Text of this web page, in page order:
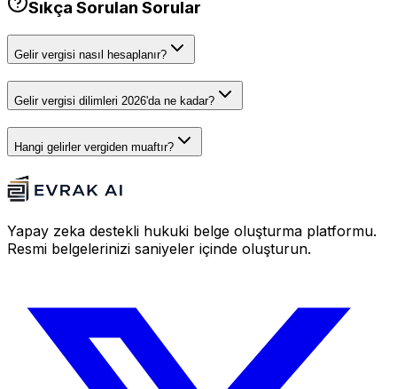
Sıkça Sorulan Sorular
Gelir vergisi nasıl hesaplanır?
Gelir vergisi dilimleri 2026'da ne kadar?
Hangi gelirler vergiden muaftır?
Yapay zeka destekli hukuki belge oluşturma platformu.
Resmi belgelerinizi saniyeler içinde oluşturun.